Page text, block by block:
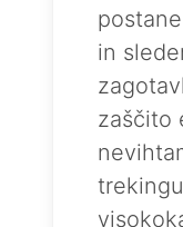
in
zaščito